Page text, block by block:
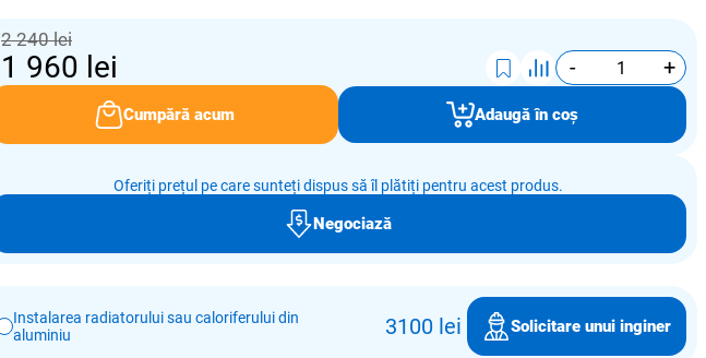
2 240 lei
1 960 lei - +
Cumpără acum Adaugă în coș
Oferiți prețul pe care sunteți dispus să îl plătiți pentru acest produs.
Negociază
Instalarea radiatorului sau caloriferului din
aluminiu
3100 lei Solicitare unui inginer